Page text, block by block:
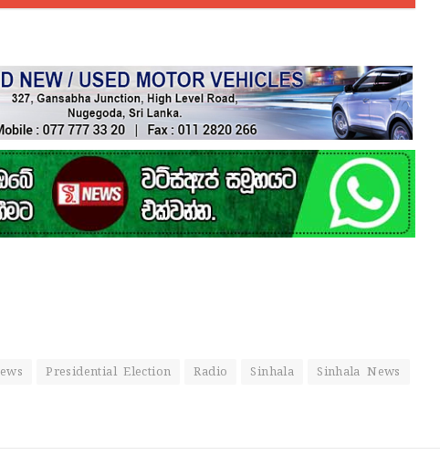
Presidential Election Radio Sinhala
Sinhala News